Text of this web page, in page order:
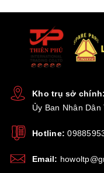
- Luôn đồng hành
phẩm.
Kho trụ sở chính:
Ủy Ban Nhân Dân
Hotline:
Email: